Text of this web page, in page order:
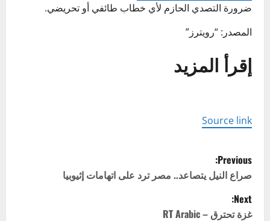
ضرورة التصدي الحازم لأي خطاب طائفي أو تحريضي.
المصدر: “رويترز”
إقرأ المزيد
Source link
P
o
s
Previous:
صراع النيل يتصاعد.. مصر ترد على اتهامات إثيوبيا
Next:
غزة تحترق – RT Arabic